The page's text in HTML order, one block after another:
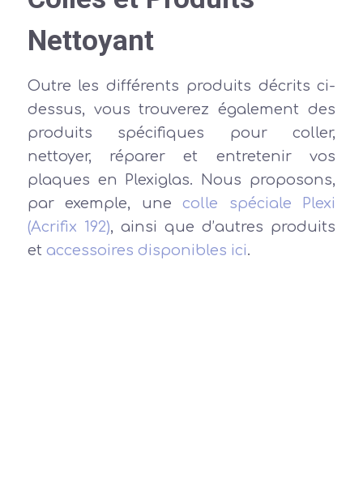
Nettoyant
Outre les différents produits décrits ci-
dessus, vous trouverez également des
produits spécifiques pour coller,
nettoyer, réparer et entretenir vos
plaques en Plexiglas. Nous proposons,
par exemple, unecolle spéciale Plexi
(Acrifix 192), ainsi que d’autres produits
et accessoires disponibles ici.